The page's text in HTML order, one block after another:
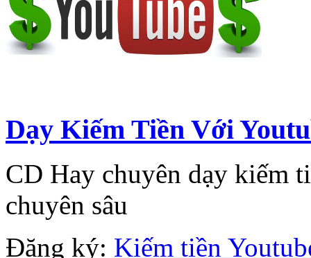
Dạy Kiếm Tiền Với
CD Hay chuyên dạy kiếm
chuyên sâu
Đăng ký: Kiếm tiền